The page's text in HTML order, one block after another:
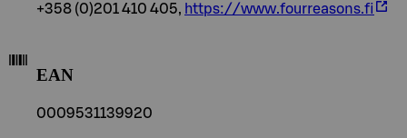
+358 (0)201 410 405, https://www.fourreasons.fi
EAN
0009531139920